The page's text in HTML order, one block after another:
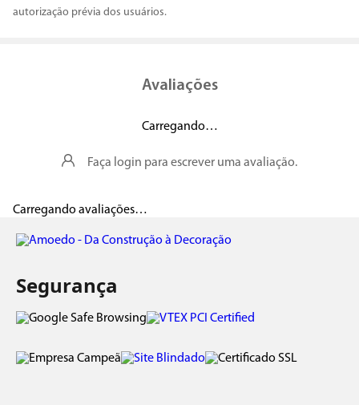
autorização prévia dos usuários.
Avaliações
Carregando…
Faça login para escrever uma avaliação.
Carregando avaliações…
Segurança